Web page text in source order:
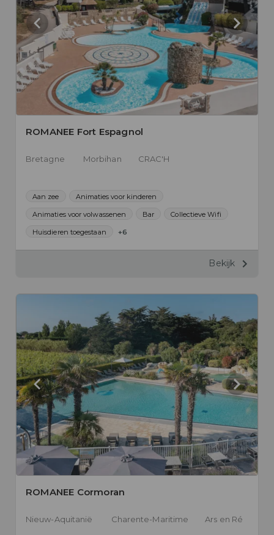
ROMANEE Fort Espagnol
Bretagne Morbihan CRAC'H
Aan zee Animaties voor kinderen
Animaties voor volwassenen Bar Collectieve Wifi
Huisdieren toegestaan +6
Bekijk
ROMANEE Cormoran
Nieuw-Aquitanië Charente-Maritime Ars en Ré